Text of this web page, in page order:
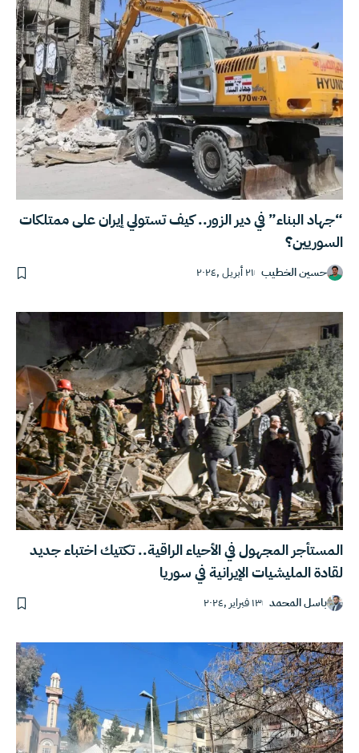
“جهاد البناء” في دير الزور.. كيف تستولي إيران على ممتلكات
السوريين؟
حسين الخطيب ٢١ أبريل ,٢٠٢٤
المستأجر المجهول في الأحياء الراقية.. تكتيك اختباء جديد
لقادة المليشيات الإيرانية في سوريا
باسل المحمد ١٣ فبراير ,٢٠٢٤